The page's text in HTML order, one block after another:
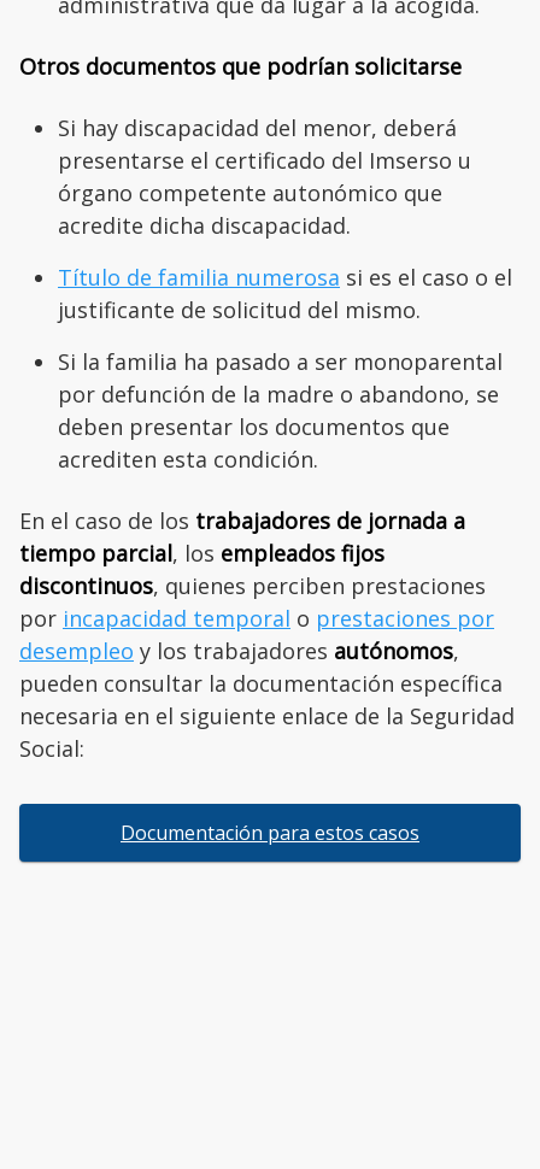
Otros documentos que podrían solicitarse
Si hay discapacidad del menor, deberá
presentarse el certificado del Imserso u
órgano competente autonómico que
acredite dicha discapacidad.
Título de familia numerosa si es el caso o el
justificante de solicitud del mismo.
Si la familia ha pasado a ser monoparental
por defunción de la madre o abandono, se
deben presentar los documentos que
acrediten esta condición.
En el caso de los trabajadores de jornada a
tiempo parcial, los empleados fijos
discontinuos, quienes perciben prestaciones
por incapacidad temporal o prestaciones por
desempleo y los trabajadores autónomos,
pueden consultar la documentación específica
necesaria en el siguiente enlace de la Seguridad
Social:
Documentación para estos casos